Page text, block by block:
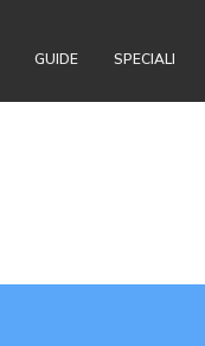
GUIDE SPECIALI